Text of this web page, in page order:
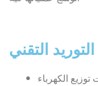
التوريد التقني
توزيع الكهرباء